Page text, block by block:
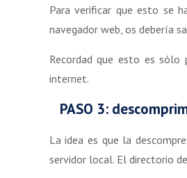
Para verificar que esto se
navegador web, os debería
Recordad que esto es
internet.
PASO 3:
La idea es que la
servidor local. El directorio